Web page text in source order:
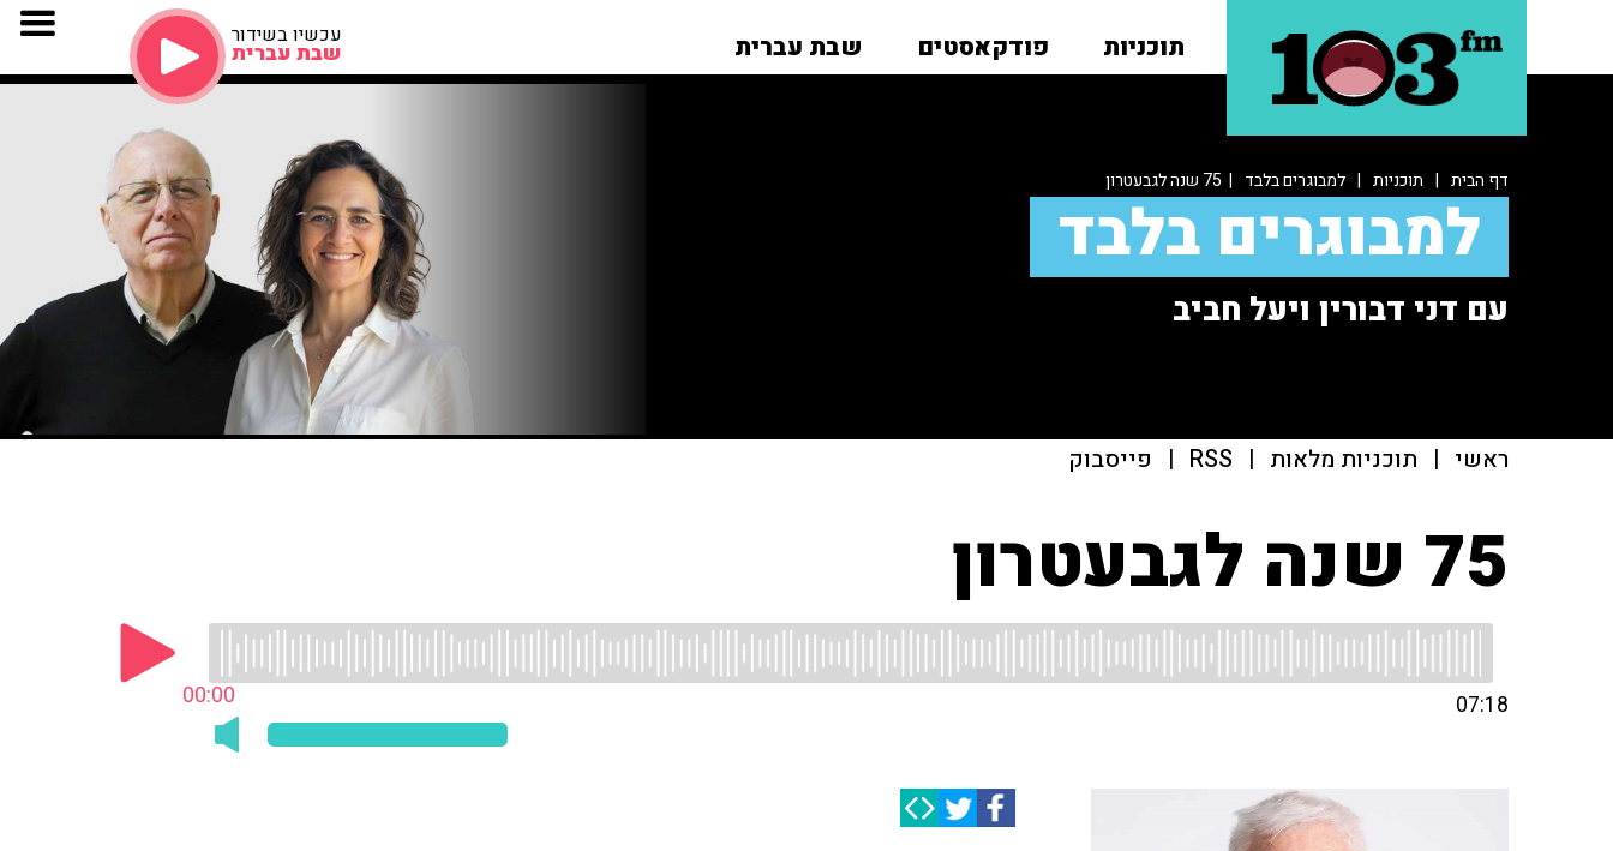
תוכניות פודקאסטים שבת עברית עכשיו בשידור
שבת עברית
דף הבית | תוכניות | למבוגרים בלבד | 75 שנה לגבעטרון
למבוגרים בלבד
עם דני דבורין ויעל חביב
ראשי | תוכניות מלאות |
RSS
| פייסבוק
75 שנה לגבעטרון
00:00 07:18